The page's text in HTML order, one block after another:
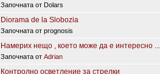
Започната от Dolars
Diorama de la Slobozia
Започната от prognosis
Намерих нещо , което може да е интересно ....
Започната от Adrian
Контролно осветление за стрелки